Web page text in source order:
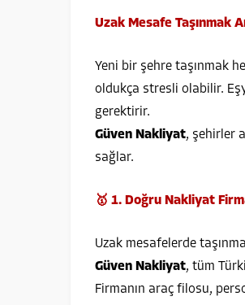
Uzak Mesafe Taşınmak
Yeni bir şehre taşınmak
oldukça stresli olabilir.
gerektirir.
Güven Nakliyat, şehirler
sağlar.
🥇 1. Doğru Nakliyat
Uzak mesafelerde
Güven Nakliyat, tüm
Firmanın araç filosu,